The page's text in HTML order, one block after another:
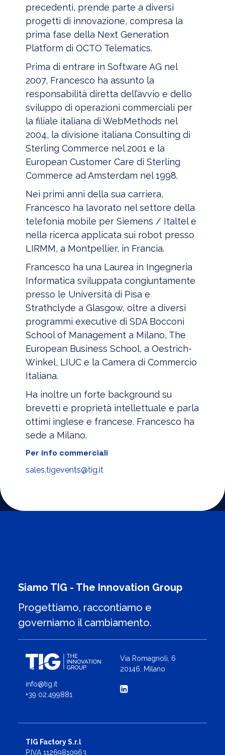
precedenti, prende parte a diversi
progetti di innovazione, compresa la
prima fase della Next Generation
Platform di OCTO Telematics.
Prima di entrare in Software AG nel
2007, Francesco ha assunto la
responsabilità diretta dell’avvio e dello
sviluppo di operazioni commerciali per
la filiale italiana di WebMethods nel
2004, la divisione italiana Consulting di
Sterling Commerce nel 2001 e la
European Customer Care di Sterling
Commerce ad Amsterdam nel 1998.
Nei primi anni della sua carriera,
Francesco ha lavorato nel settore della
telefonia mobile per Siemens / Italtel e
nella ricerca applicata sui robot presso
LIRMM, a Montpellier, in Francia.
Francesco ha una Laurea in Ingegneria
Informatica sviluppata congiuntamente
presso le Università di Pisa e
Strathclyde a Glasgow, oltre a diversi
programmi executive di SDA Bocconi
School of Management a Milano, The
European Business School, a Oestrich-
Winkel, LIUC e la Camera di Commercio
Italiana.
Ha inoltre un forte background su
brevetti e proprietà intellettuale e parla
ottimi inglese e francese. Francesco ha
sede a Milano.
Per info commerciali
sales.tigevents@tig.it
Siamo TIG - The Innovation Group
Progettiamo, raccontiamo e
governiamo il cambiamento.
info@tig.it
+39 02.499881
Via Romagnoli, 6
20146, Milano
TIG Factory S.r.l
P.IVA 11269810963